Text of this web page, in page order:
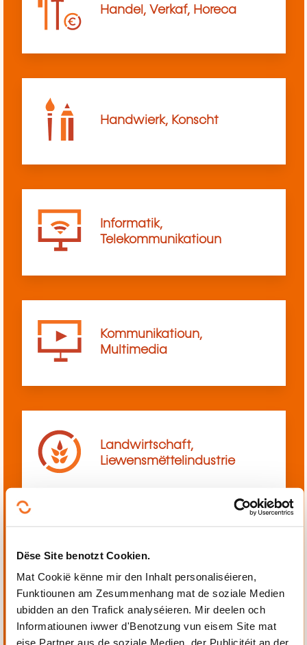
Dëse Site benotzt Cookien.
Mat Cookië kënne mir den Inhalt personaliséieren,
Funktiounen am Zesummenhang mat de soziale Medien
ubidden an den Trafick analyséieren. Mir deelen och
Informatiounen iwwer d'Benotzung vun eisem Site mat
eise Partner aus de soziale Medien, der Publicitéit an der
Handel, Verkaf, Horeca
Handwierk, Konscht
Informatik,
Telekommunikatioun
Kommunikatioun,
Multimedia
Landwirtschaft,
Liewensmëttelindustrie
Mechanik, Elektrotechnik,
Automatiséierung